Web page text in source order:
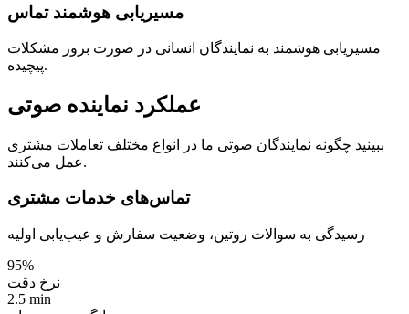
مسیریابی هوشمند تماس
مسیریابی هوشمند به نمایندگان انسانی در صورت بروز مشکلات
پیچیده.
عملکرد نماینده صوتی
ببینید چگونه نمایندگان صوتی ما در انواع مختلف تعاملات مشتری
عمل می‌کنند.
تماس‌های خدمات مشتری
رسیدگی به سوالات روتین، وضعیت سفارش و عیب‌یابی اولیه
95%
نرخ دقت
2.5 min